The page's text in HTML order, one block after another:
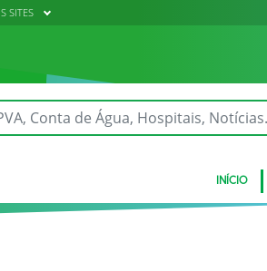
SITES
INÍCIO